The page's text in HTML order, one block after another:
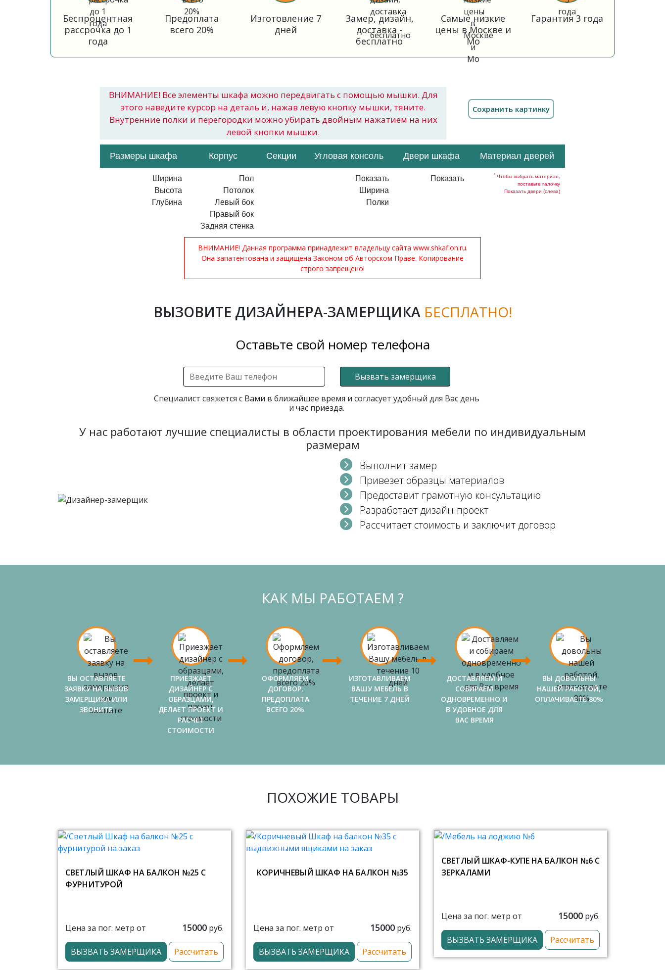
Беспроцентная
рассрочка до 1
года
Предоплата
всего 20%
Изготовление 7
дней
Замер, дизайн,
доставка -
бесплатно
Самые низкие
цены в Москве и
Мо
Гарантия 3 года
ВНИМАНИЕ! Все элементы шкафа можно передвигать с помощью мышки. Для
этого наведите курсор на деталь и, нажав левую кнопку мышки, тяните.
Внутренние полки и перегородки можно убирать двойным нажатием на них
левой кнопки мышки.
Размеры шкафа Корпус Секции Угловая консоль Двери шкафа Материал дверей
Ширина
Высота
Глубина
Пол
Потолок
Левый бок
Правый бок
Задняя стенка
Показать
Ширина
Полки
Показать * Чтобы выбрать материал,
поставьте галочку
Показать двери (слева)
ВНИМАНИЕ! Данная программа принадлежит владельцу сайта www.shkaflon.ru.
Она запатентована и защищена Законом об Авторском Праве. Копирование
строго запрещено!
ВЫЗОВИТЕ ДИЗАЙНЕРА-ЗАМЕРЩИКА БЕСПЛАТНО!
Оставьте свой номер телефона
Вызвать замерщика
Специалист свяжется с Вами в ближайшее время и согласует удобный для Вас день
и час приезда.
У нас работают лучшие специалисты в области проектирования мебели по индивидуальным
размерам
Выполнит замер
Привезет образцы материалов
Предоставит грамотную консультацию
Разработает дизайн-проект
Рассчитает стоимость и заключит договор
КАК МЫ РАБОТАЕМ ?
ВЫ ОСТАВЛЯЕТЕ
ЗАЯВКУ НА ВЫЗОВ
ЗАМЕРЩИКА ИЛИ
ЗВОНИТЕ
ПРИЕЗЖАЕТ
ДИЗАЙНЕР С
ОБРАЗЦАМИ,
ДЕЛАЕТ ПРОЕКТ И
РАСЧЕТ
СТОИМОСТИ
ОФОРМЛЯЕМ
ДОГОВОР,
ПРЕДОПЛАТА
ВСЕГО 20%
ИЗГОТАВЛИВАЕМ
ВАШУ МЕБЕЛЬ В
ТЕЧЕНИЕ 7 ДНЕЙ
ДОСТАВЛЯЕМ И
СОБИРАЕМ
ОДНОВРЕМЕННО И
В УДОБНОЕ ДЛЯ
ВАС ВРЕМЯ
ВЫ ДОВОЛЬНЫ
НАШЕЙ РАБОТОЙ,
ОПЛАЧИВАЕТЕ 80%
ПОХОЖИЕ ТОВАРЫ
СВЕТЛЫЙ ШКАФ НА БАЛКОН №25 С
ФУРНИТУРОЙ
Цена за пог. метр от 15000 руб.
ВЫЗВАТЬ ЗАМЕРЩИКА Рассчитать
КОРИЧНЕВЫЙ ШКАФ НА БАЛКОН №35
Цена за пог. метр от 15000 руб.
ВЫЗВАТЬ ЗАМЕРЩИКА Рассчитать
СВЕТЛЫЙ ШКАФ-КУПЕ НА БАЛКОН №6 С
ЗЕРКАЛАМИ
Цена за пог. метр от 15000 руб.
ВЫЗВАТЬ ЗАМЕРЩИКА Рассчитать